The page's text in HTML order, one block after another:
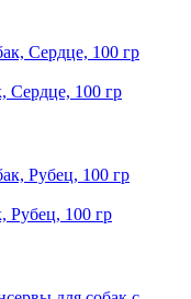
Сердце, 100 гр
Рубец, 100 гр